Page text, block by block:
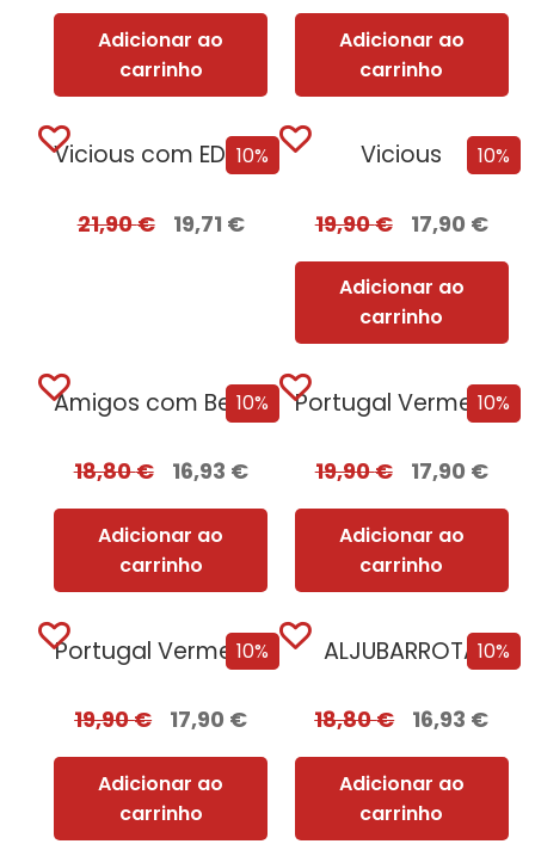
Adicionar ao
carrinho
Adicionar ao
carrinho
10%
Vicious com EDGES
21,90€ 19,71 €
10%
Vicious
19,90€ 17,90 €
Adicionar ao
carrinho
10%
Amigos com Benefícios
18,80€ 16,93 €
Adicionar ao
carrinho
10%
Portugal Vermelho + Oferta Leonor de Aquitânia
19,90€ 17,90 €
Adicionar ao
carrinho
10%
Portugal Vermelho
19,90€ 17,90 €
Adicionar ao
carrinho
10%
ALJUBARROTA
18,80€ 16,93 €
Adicionar ao
carrinho